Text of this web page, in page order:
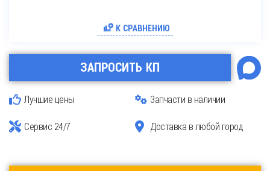
К СРАВНЕНИЮ
ЗАПРОСИТЬ КП
Лучшие цены Запчасти в наличии
Сервис 24/7 Доставка в любой город